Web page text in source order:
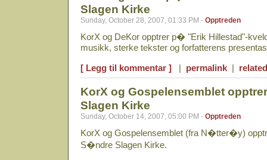
Slagen Kirke
Sunday, October 28, 2007, 01:33 PM - Opptreden
KorX og DeKor opptrer p� "Erik Hillestad"-
musikk, sterke tekster og forfatterens
[ Legg til kommentar ] | permalink |
KorX og Gospelensemblet
Slagen Kirke
Sunday, October 14, 2007, 05:00 PM - Opptreden
KorX og Gospelensemblet (fra N�tter�y)
S�ndre Slagen Kirke.